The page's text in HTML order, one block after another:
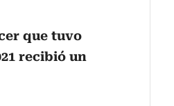
que tuvo
recibió un